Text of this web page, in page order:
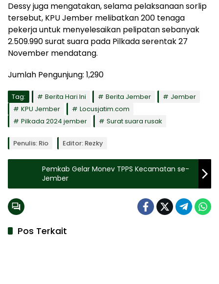
Dessy juga mengatakan, selama pelaksanaan sorlip
tersebut, KPU Jember melibatkan 200 tenaga
pekerja untuk menyelesaikan pelipatan sebanyak
2.509.990 surat suara pada Pilkada serentak 27
November mendatang.
Jumlah Pengunjung: 1,290
Tag: Berita Hari Ini Berita Jember
Jember
KPU Jember
Locusjatim.com
Pilkada 2024 jember
Surat suara rusak
Penulis: Rio Editor: Rezky
Pemkab Gelar Monev TPPS Kecamatan se-
Jember
Pos Terkait